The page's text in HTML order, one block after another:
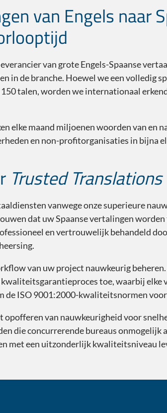
van Engels naar
van grote Engels-Spaanse
in de branche. Hoewel we een volledig
talen, worden we internationaal
elke maand miljoenen woorden van en
en non-profitorganisaties in bijna
Trusted Translations
vanwege onze superieure
dat uw Spaanse vertalingen
en vertrouwelijk behandeld
van uw project nauwkeurig
toe, waarbij
de ISO 9001:2000-kwaliteitsnormen
van nauwkeurigheid voor
die concurrerende bureaus
met een uitzonderlijk kwaliteitsniveau